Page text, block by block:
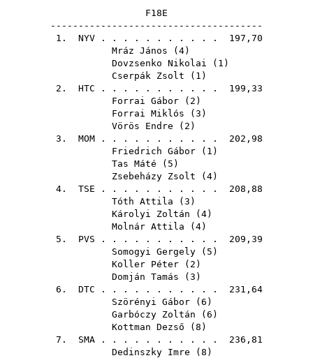
F18E
--------------------------------------
1. NYV . . . . . . . . . . . 197,70
Mráz János ( 4)
Dovzsenko Nikolai ( 1 )
Cserpák Zsolt ( 1 )
2. HTC . . . . . . . . . . . 199,33
Forrai Gábor ( 2 )
Forrai Miklós ( 3 )
Vörös Endre ( 2 )
3. MOM . . . . . . . . . . . 202,98
Friedrich Gábor ( 1 )
Tas Máté ( 5 )
Zsebeházy Zsolt ( 4)
4. TSE . . . . . . . . . . . 208,88
Tóth Attila ( 3 )
Károlyi Zoltán ( 4)
Molnár Attila ( 4)
5. PVS . . . . . . . . . . . 209,39
Somogyi Gergely ( 5 )
Koller Péter ( 2 )
Domján Tamás ( 3 )
6. DTC . . . . . . . . . . . 231,64
Szörényi Gábor ( 6 )
Garbóczy Zoltán ( 6 )
Kottman Dezső ( 8 )
7. SMA . . . . . . . . . . . 236,81
Dedinszky Imre ( 8 )